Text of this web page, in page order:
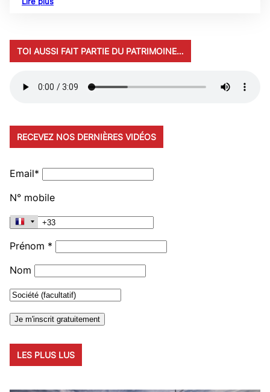
TOI AUSSI FAIT PARTIE DU PATRIMOINE…
RECEVEZ NOS DERNIÈRES VIDÉOS
Email*
N° mobile
Prénom *
Nom
LES PLUS LUS